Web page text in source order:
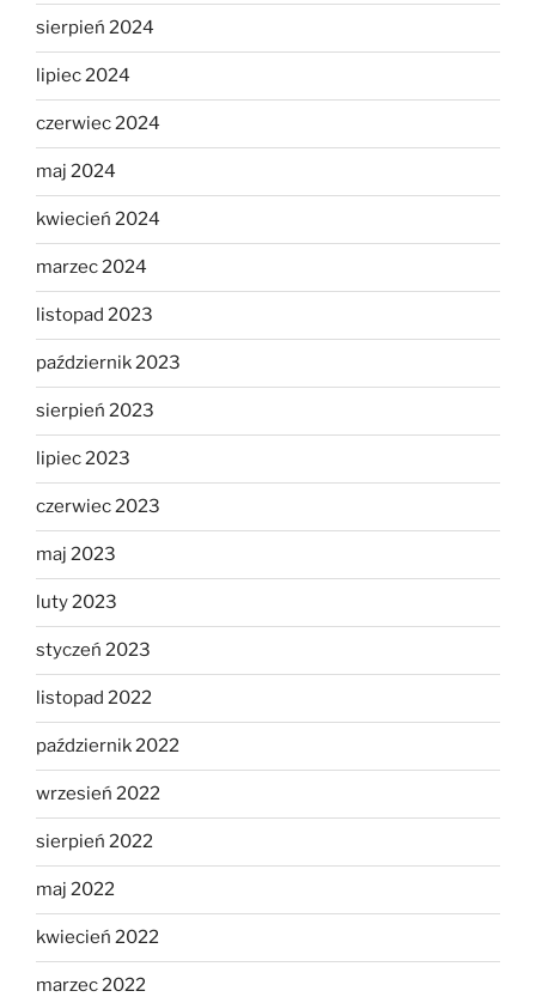
sierpień 2024
lipiec 2024
czerwiec 2024
maj 2024
kwiecień 2024
marzec 2024
listopad 2023
październik 2023
sierpień 2023
lipiec 2023
czerwiec 2023
maj 2023
luty 2023
styczeń 2023
listopad 2022
październik 2022
wrzesień 2022
sierpień 2022
maj 2022
kwiecień 2022
marzec 2022